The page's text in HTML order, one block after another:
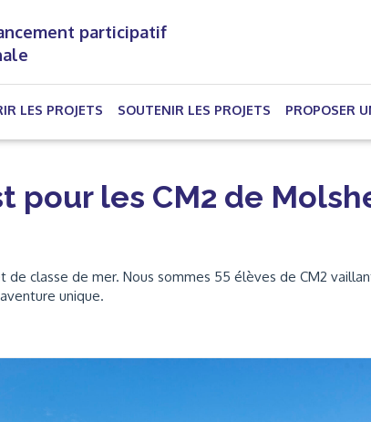
participatif
LES PROJETS (CURRENT)
SOUTENIR LES PROJETS PROPOSER
pour les CM2 de
classe de mer. Nous sommes 55 élèves de CM2
unique.